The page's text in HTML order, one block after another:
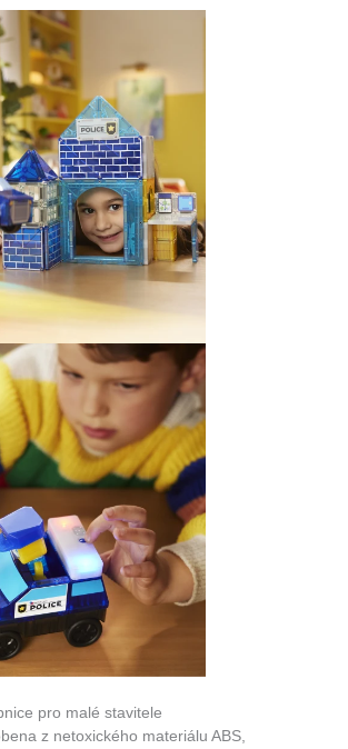
pro malé stavitele
z netoxického materiálu ABS,